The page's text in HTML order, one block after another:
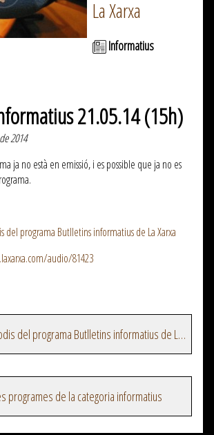
La Xarxa
Informatius
21.05.14 (15h)
2014
ja no està en emissió, i es possible que ja no es
del programa Butlletins informatius de La Xarxa
audio/81423
Veure més episodis del programa Butlletins informatius de La Xarxa
programes de la categoria informatius